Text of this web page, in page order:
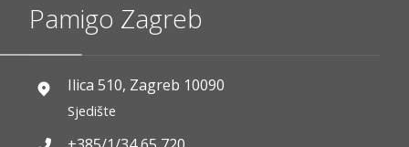
Pamigo Zagreb
Ilica 510, Zagreb 10090
Sjedište